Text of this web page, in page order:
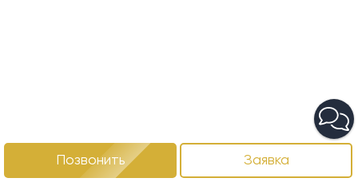
Позвонить Заявка